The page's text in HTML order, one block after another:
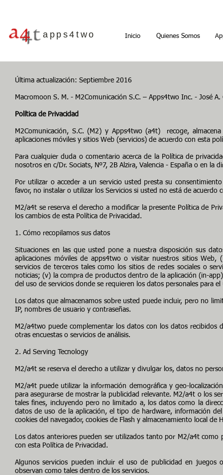
Última actualización: Septiembre 2016
Macromoon S. M. - M2Comunicación S.C. – Apps4two Inc. - José A.
Política de Privacidad
M2Comunicación, S.C. (M2) y Apps4two (a4t) recoge,
aplicaciones móviles y sitios Web (servicios) de acuerdo con esta
Para cualquier duda o comentario acerca de la Política de
nosotros en c/Dr. Sociats, Nº7, 2B Alzira, Valencia - España o en la
Por utilizar o acceder a un servicio usted presta su
favor, no instalar o utilizar los Servicios si usted no está de acuerdo
M2/a4t se reserva el derecho a modificar la presente Política de
los cambios de esta Política de Privacidad.
1. Cómo recopilamos sus datos
Situaciones en las que usted pone a nuestra disposición sus
aplicaciones móviles de apps4two o visitar nuestros sitios
servicios de terceros tales como los sitios de redes sociales o
noticias; (v) la compra de productos dentro de la aplicación (in-
del uso de servicios donde se requieren los datos personales para
Los datos que almacenamos sobre usted puede incluir, pero no
IP, nombres de usuario y contraseñas.
M2/a4two puede complementar los datos con los datos recibidos
otras encuestas o servicios de análisis.
2. Ad Serving Tecnology
M2/a4t se reserva el derecho a utilizar y divulgar los, datos no
M2/a4t puede utilizar la información demográfica y geo-
para asegurarse de mostrar la publicidad relevante. M2/a4t o los
tales fines, incluyendo pero no limitado a, los datos como la
datos de uso de la aplicación, el tipo de hardware, información
cookies del navegador, cookies de Flash y almacenamiento local de
Los datos anteriores pueden ser utilizados tanto por M2/a4t
con esta Política de Privacidad.
Algunos servicios pueden incluir el uso de publicidad en
observan como tales dentro de los servicios.
Inicio Quienes Somos
apps4two